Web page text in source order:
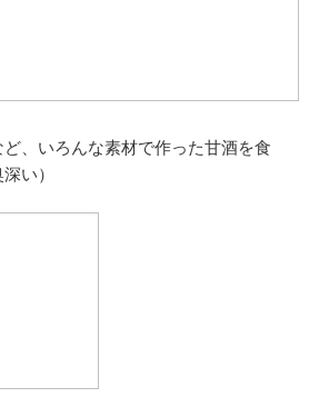
、いろんな素材で作った甘酒を食
い）